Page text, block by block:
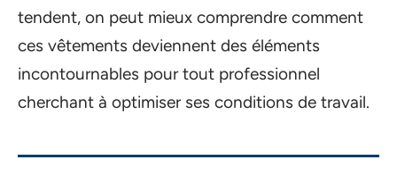
tendent, on peut mieux comprendre comment
ces vêtements deviennent des éléments
incontournables pour tout professionnel
cherchant à optimiser ses conditions de travail.